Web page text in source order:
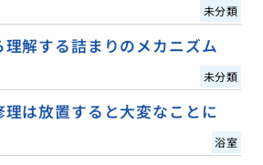
未分類
理解する詰まりのメカニズム
未分類
は放置すると大変なことに
浴室